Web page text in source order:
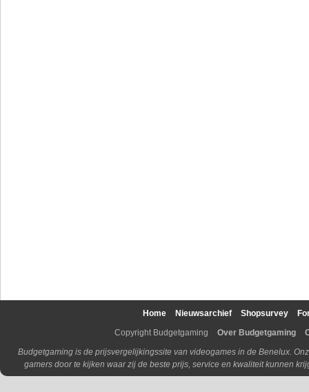
Home Nieuwsarchief Shopsurvey
Copyright Budgetgaming
Over Budgetgaming
Budgetgaming is de prijsvergelijkingssite van videogames in de Benelux.
gamers door te kijken waar zij de beste prijs, service en kwaliteit kunnen